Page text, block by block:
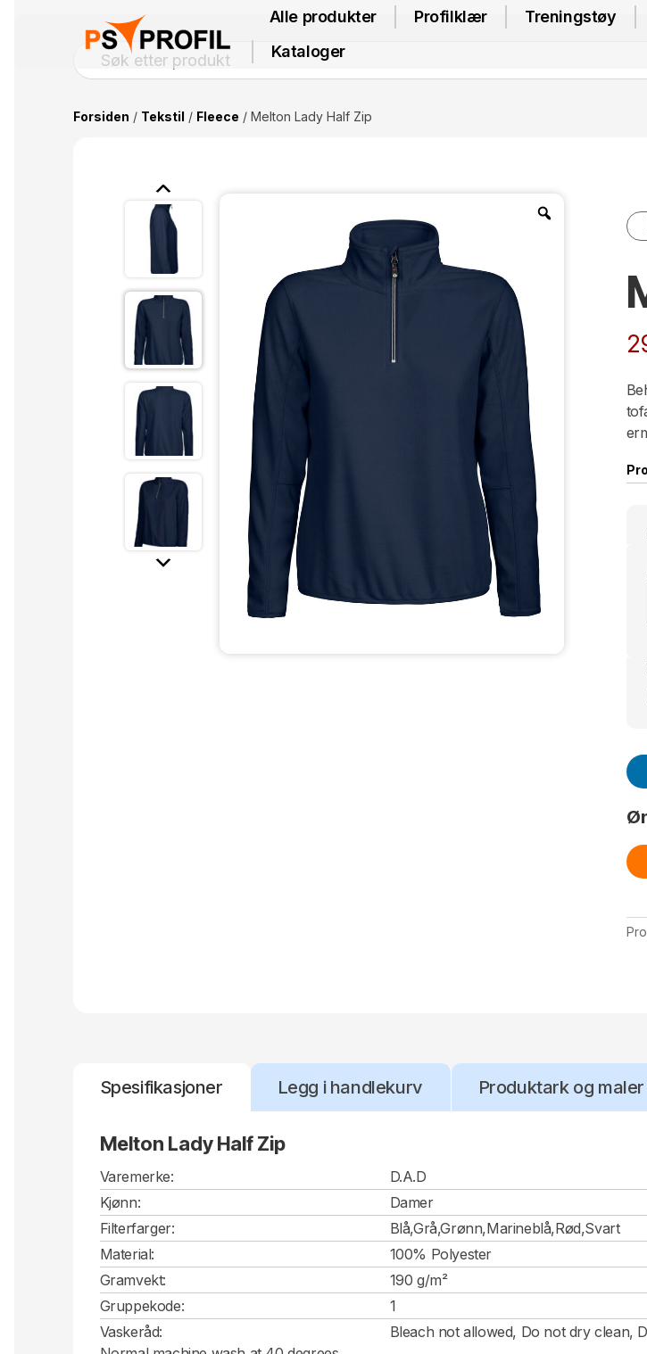
Alle produkter Profilklær Treningstøy
Kataloger
Forsiden / Tekstil / Fleece / Melton Lady Half Zip
Spesifikasjoner Legg i handlekurv Produktark og maler
Melton Lady Half Zip
Varemerke:
D.A.D
Kjønn:
Damer
Filterfarger:
Blå,Grå,Grønn,Marineblå,Rød,Svart
Material:
100% Polyester
Gramvekt:
190 g/m²
Gruppekode:
1
Vaskeråd:
Bleach not allowed, Do not dry clean,